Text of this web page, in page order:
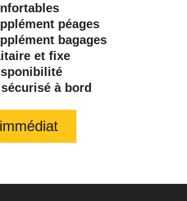
péages
bagages
et fixe
à bord